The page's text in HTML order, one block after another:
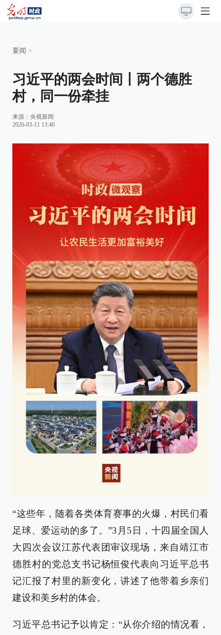
要闻 >
习近平的两会时间丨两个德胜
村，同一份牵挂
来源： 央视新闻
2026-03-11 13:40
“这些年，随着各类体育赛事的火爆，村民们看
足球、爱运动的多了。”3月5日，十四届全国人
大四次会议江苏代表团审议现场，来自靖江市
德胜村的党总支书记杨恒俊代表向习近平总书
记汇报了村里的新变化，讲述了他带着乡亲们
建设和美乡村的体会。
习近平总书记予以肯定：“从你介绍的情况看，